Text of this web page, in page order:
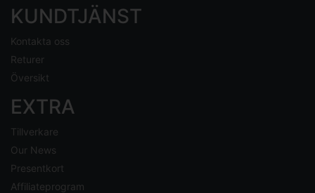
KUNDTJÄNST
Kontakta oss
Returer
Översikt
EXTRA
Tillverkare
Our News
Presentkort
Affiliateprogram